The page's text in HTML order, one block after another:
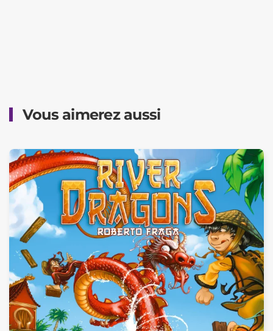
Vous aimerez aussi